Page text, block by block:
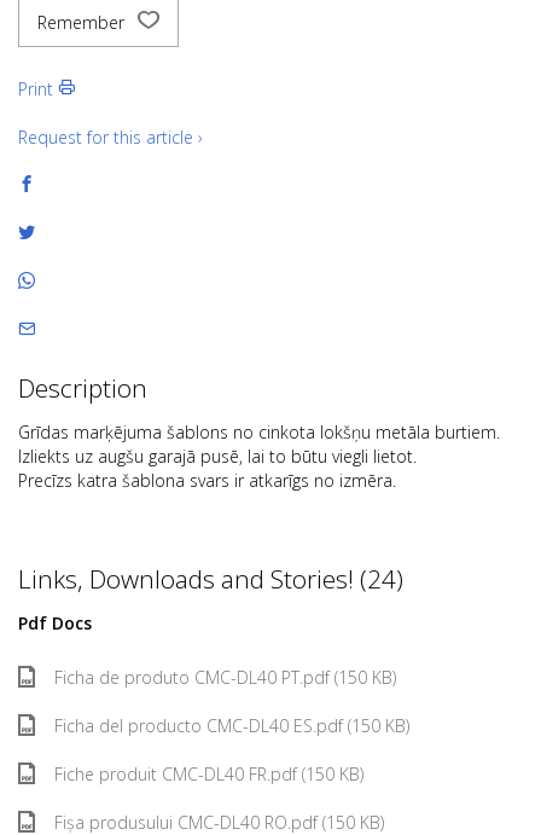
Remember
Print
Request for this article ›
Description
Grīdas marķējuma šablons no cinkota lokšņu metāla burtiem.
Izliekts uz augšu garajā pusē, lai to būtu viegli lietot.
Precīzs katra šablona svars ir atkarīgs no izmēra.
Links, Downloads and Stories! (24)
Pdf Docs
Ficha de produto CMC-DL40 PT.pdf (150 KB)
Ficha del producto CMC-DL40 ES.pdf (150 KB)
Fiche produit CMC-DL40 FR.pdf (150 KB)
Fișa produsului CMC-DL40 RO.pdf (150 KB)